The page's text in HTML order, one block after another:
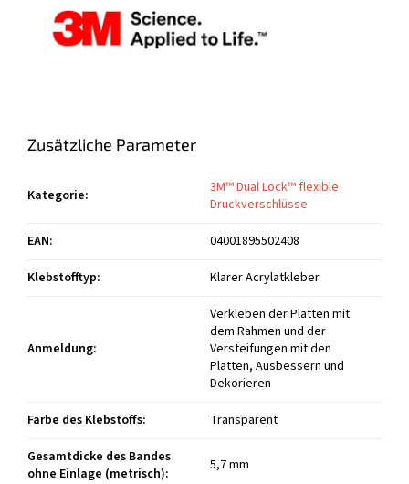
Zusätzliche Parameter
Kategorie:
3M™ Dual Lock™ flexible
Druckverschlüsse
EAN:
04001895502408
Klebstofftyp: Klarer Acrylatkleber
Anmeldung:
Verkleben der Platten mit
dem Rahmen und der
Versteifungen mit den
Platten, Ausbessern und
Dekorieren
Farbe des Klebstoffs:
Transparent
Gesamtdicke des Bandes
ohne Einlage (metrisch): 5,7 mm